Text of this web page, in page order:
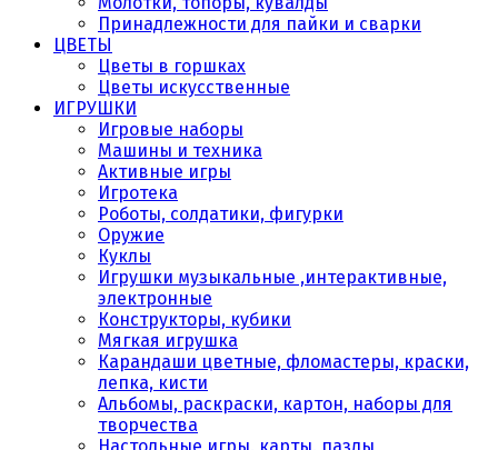
Принадлежности для пайки и сварки
ЦВЕТЫ
Цветы в горшках
Цветы искусственные
ИГРУШКИ
Игровые наборы
Машины и техника
Активные игры
Игротека
Роботы, солдатики, фигурки
Оружие
Куклы
Игрушки музыкальные ,интерактивные,
электронные
Конструкторы, кубики
Мягкая игрушка
Карандаши цветные, фломастеры, краски,
лепка, кисти
Альбомы, раскраски, картон, наборы для
творчества